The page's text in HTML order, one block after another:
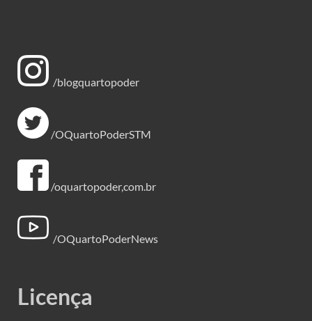
/blogquartopoder
/OQuartoPoderSTM
/oquartopoder,com.br
/OQuartoPoderNews
Licença